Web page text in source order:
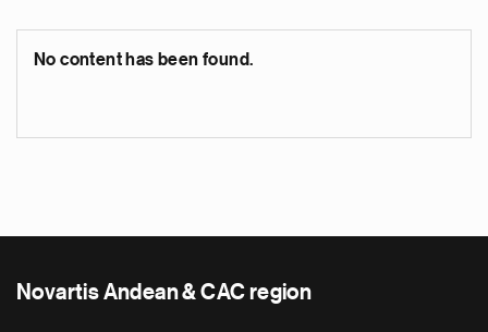
No content has been found.
Novartis Andean & CAC region